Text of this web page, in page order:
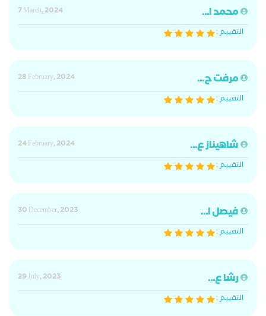
محمد ا...
7 March, 2024
التقييم :
مرفت ح...
28 February, 2024
التقييم :
شاهيناز ع...
24 February, 2024
التقييم :
فيصل ا...
30 December, 2023
التقييم :
رشا ع...
29 July, 2023
التقييم :